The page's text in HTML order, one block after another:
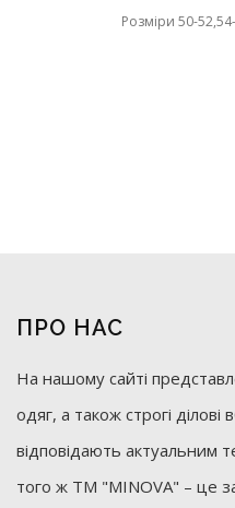
Розміри 50-
ПРО НАС
На нашому сайті
одяг, а також строгі ділові
відповідають актуальним
того ж ТМ "MINOVA" – це